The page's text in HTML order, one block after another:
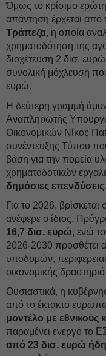
Όμως το κρίσιμο
απάντηση έρχεται από
Τράπεζα, η οποία
χρηματοδότηση της
διοχέτευση 2 δισ.
συνολική μόχλευση
ευρώ.
Η δεύτερη γραμμή
Αναπληρωτής
Οικονομικών Νίκος
συνέντευξης Τύπου
βάση για την πορεία
χρηματοδοτικών
δημόσιες επενδύσεις.
Για το 2026,
ανέφερε ο ίδιος,
16,7 δισ. ευρώ, ενώ
2026-2030 προσθέτει
υποδομών,
οικονομικής
Ουσιαστικά, η
από το έκτακτο
μοντέλο με εθνικούς
παραμένει ενεργό το
από 23 δισ. ευρώ